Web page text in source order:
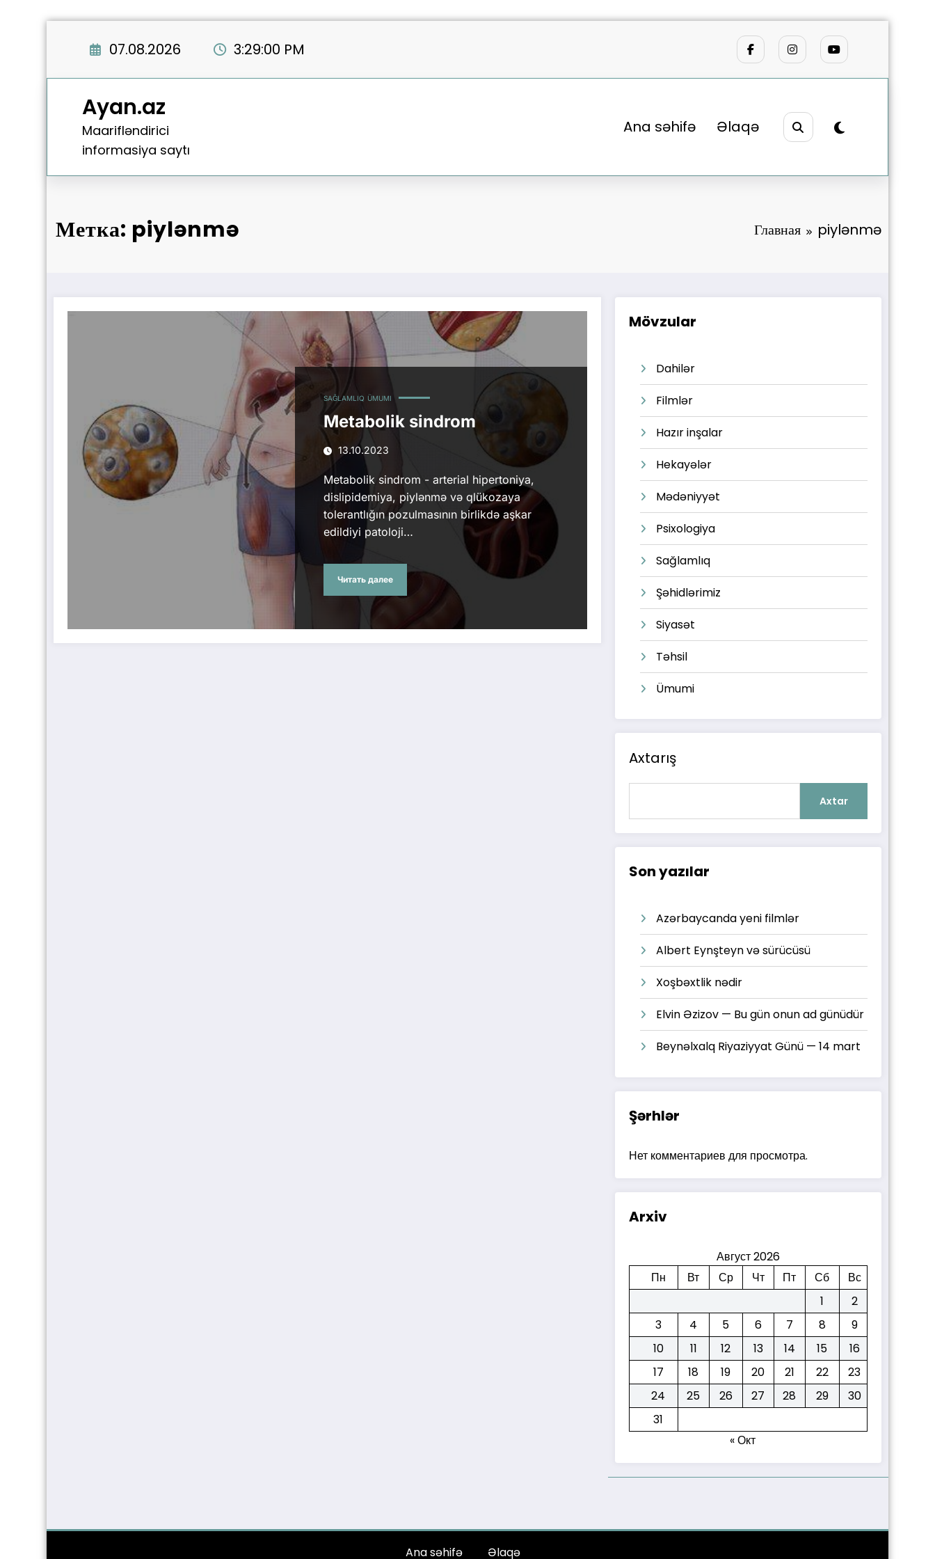
07.08.2026 3:29:00 PM
Ayan.az
Maarifləndirici
informasiya saytı
Ana səhifə Əlaqə
Метка: piylənmə Главная piylənmə
SAĞLAMLIQ ÜMUMI
Metabolik sindrom
13.10.2023
Metabolik sindrom - arterial hipertoniya,
dislipidemiya, piylənmə və qlükozaya
tolerantlığın pozulmasının birlikdə aşkar
edildiyi patoloji…
Читать далее
Mövzular
Dahilər
Filmlər
Hazır inşalar
Hekayələr
Mədəniyyət
Psixologiya
Sağlamlıq
Şəhidlərimiz
Siyasət
Təhsil
Ümumi
Axtarış
Axtar
Son yazılar
Azərbaycanda yeni filmlər
Albert Eynşteyn və sürücüsü
Xoşbəxtlik nədir
Elvin Əzizov — Bu gün onun ad günüdür
Beynəlxalq Riyaziyyat Günü — 14 mart
Şərhlər
Нет комментариев для просмотра.
Arxiv
Август 2026
Пн
Вт Ср Чт Пт Сб
Вс
1
2
3
4 5 6 7 8
9
10
11 12 13 14 15
16
17
18 19 20 21 22
23
24
25 26 27 28 29
30
31
« Окт
Ana səhifə Əlaqə